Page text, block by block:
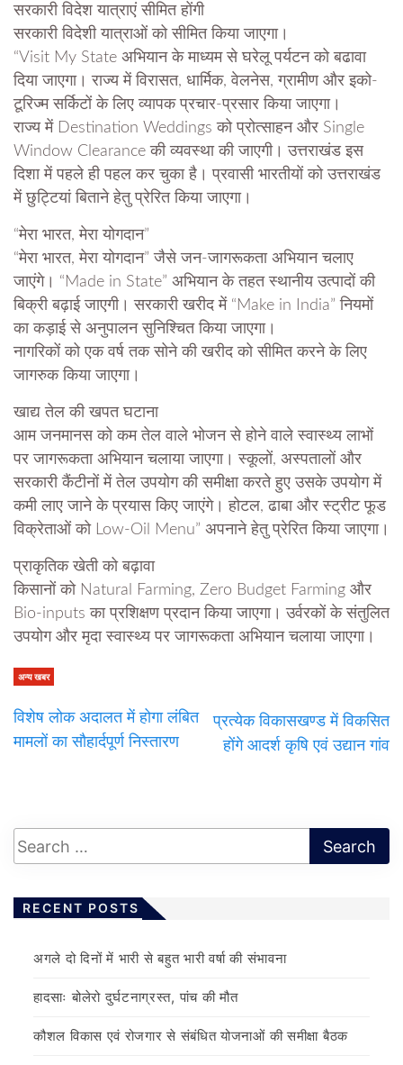
सरकारी विदेश यात्राएं सीमित होंगी
सरकारी विदेशी यात्राओं को सीमित किया जाएगा।
“Visit My State अभियान के माध्यम से घरेलू पर्यटन को बढावा
दिया जाएगा। राज्य में विरासत, धार्मिक, वेलनेस, ग्रामीण और इको-
टूरिज्म सर्किटों के लिए व्यापक प्रचार-प्रसार किया जाएगा।
राज्य में Destination Weddings को प्रोत्साहन और Single
Window Clearance की व्यवस्था की जाएगी। उत्तराखंड इस
दिशा में पहले ही पहल कर चुका है। प्रवासी भारतीयों को उत्तराखंड
में छुट्टियां बिताने हेतु प्रेरित किया जाएगा।
“मेरा भारत, मेरा योगदान”
“मेरा भारत, मेरा योगदान” जैसे जन-जागरूकता अभियान चलाए
जाएंगे। “Made in State” अभियान के तहत स्थानीय उत्पादों की
बिक्री बढ़ाई जाएगी। सरकारी खरीद में “Make in India” नियमों
का कड़ाई से अनुपालन सुनिश्चित किया जाएगा।
नागरिकों को एक वर्ष तक सोने की खरीद को सीमित करने के लिए
जागरुक किया जाएगा।
खाद्य तेल की खपत घटाना
आम जनमानस को कम तेल वाले भोजन से होने वाले स्वास्थ्य लाभों
पर जागरूकता अभियान चलाया जाएगा। स्कूलों, अस्पतालों और
सरकारी कैंटीनों में तेल उपयोग की समीक्षा करते हुए उसके उपयोग में
कमी लाए जाने के प्रयास किए जाएंगे। होटल, ढाबा और स्ट्रीट फूड
विक्रेताओं को Low-Oil Menu” अपनाने हेतु प्रेरित किया जाएगा।
प्राकृतिक खेती को बढ़ावा
किसानों को Natural Farming, Zero Budget Farming और
Bio-inputs का प्रशिक्षण प्रदान किया जाएगा। उर्वरकों के संतुलित
उपयोग और मृदा स्वास्थ्य पर जागरूकता अभियान चलाया जाएगा।
अन्य खबर
विशेष लोक अदालत में होगा लंबित
मामलों का सौहार्दपूर्ण निस्तारण
प्रत्येक विकासखण्ड में विकसित
होंगे आदर्श कृषि एवं उद्यान गांव
RECENT POSTS
अगले दो दिनों में भारी से बहुत भारी वर्षा की संभावना
हादसाः बोलेरो दुर्घटनाग्रस्त, पांच की मौत
कौशल विकास एवं रोजगार से संबंधित योजनाओं की समीक्षा बैठक